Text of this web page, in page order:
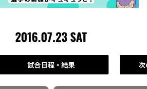
2016.07.23 SAT
試合日程・結果